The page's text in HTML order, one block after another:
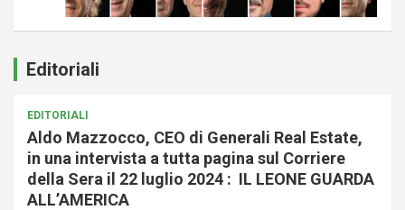
Editoriali
EDITORIALI
Aldo Mazzocco, CEO di Generali Real Estate,
in una intervista a tutta pagina sul Corriere
della Sera il 22 luglio 2024 : IL LEONE GUARDA
ALL’AMERICA